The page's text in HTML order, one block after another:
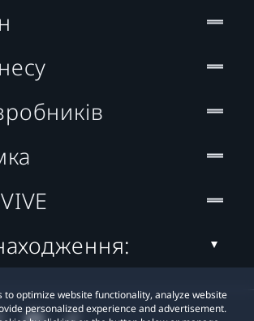
to optimize website functionality, analyze website
personalized experience and advertisement.